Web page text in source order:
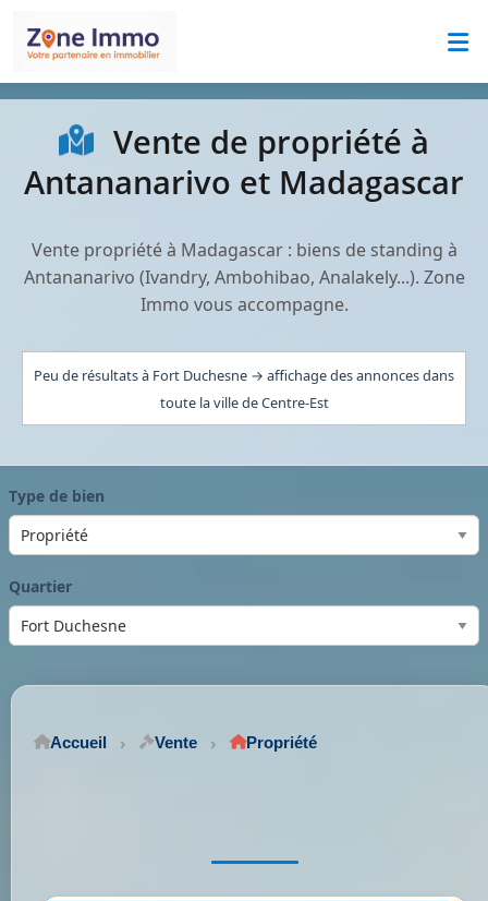
Vente de propriété à
Antananarivo et Madagascar
Vente propriété à Madagascar : biens de standing à
Antananarivo (Ivandry, Ambohibao, Analakely...). Zone
Immo vous accompagne.
Peu de résultats à Fort Duchesne → affichage des annonces dans
toute la ville de Centre-Est
Type de bien
Quartier
Accueil Vente Propriété